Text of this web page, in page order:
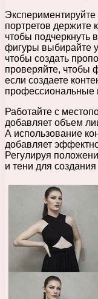
портретов держите
чтобы подчеркнуть
фигуры выбирайте
чтобы создать
проверяйте, чтобы
если создаете
профессиональные
Работайте с
добавляет объем
А использование
добавляет
Регулируя
и тени для